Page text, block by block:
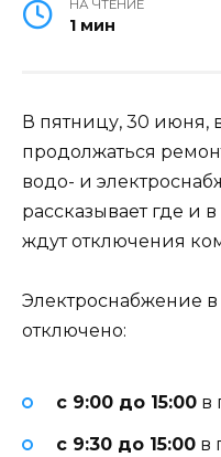
НА ЧТЕНИЕ
1 мин
В пятницу, 30 июня,
продолжаться
водо- и
рассказывает где и
ждут отключения
Электроснабжение
отключено:
с 9:00 до 15:00в
с 9:30 до 15:00в